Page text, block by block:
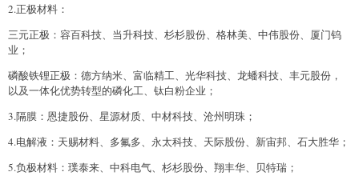
2.正极材料：
三元正极：容百科技、当升科技、杉杉股份、格林美、中伟股份、厦门钨
业；
磷酸铁锂正极：德方纳米、富临精工、光华科技、龙蟠科技、丰元股份，
以及一体化优势转型的磷化工、钛白粉企业；
3.隔膜：恩捷股份、星源材质、中材科技、沧州明珠；
4.电解液：天赐材料、多氟多、永太科技、天际股份、新宙邦、石大胜华；
5.负极材料：璞泰来、中科电气、杉杉股份、翔丰华、贝特瑞；